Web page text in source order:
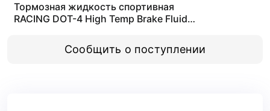
Тормозная жидкость спортивная
RACING DOT-4 High Temp Brake Fluid
Сообщить о поступлении